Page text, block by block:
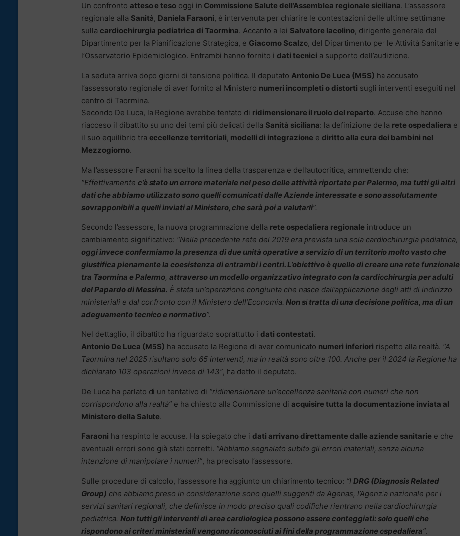
Un confronto atteso e teso oggi in Commissione Salute dell’Assemblea regionale siciliana. L’assessore
regionale alla Sanità, Daniela Faraoni, è intervenuta per chiarire le contestazioni delle ultime settimane
sulla cardiochirurgia pediatrica di Taormina. Accanto a lei Salvatore Iacolino, dirigente generale del
Dipartimento per la Pianificazione Strategica, e Giacomo Scalzo, del Dipartimento per le Attività Sanitarie e
l’Osservatorio Epidemiologico. Entrambi hanno fornito i dati tecnici a supporto dell’audizione.
La seduta arriva dopo giorni di tensione politica. Il deputato Antonio De Luca (M5S) ha accusato
l’assessorato regionale di aver fornito al Ministero numeri incompleti o distorti sugli interventi eseguiti nel
centro di Taormina.
Secondo De Luca, la Regione avrebbe tentato di ridimensionare il ruolo del reparto. Accuse che hanno
riacceso il dibattito su uno dei temi più delicati della Sanità siciliana: la definizione della rete ospedaliera e
il suo equilibrio tra eccellenze territoriali, modelli di integrazione e diritto alla cura dei bambini nel
Mezzogiorno.
Ma l’assessore Faraoni ha scelto la linea della trasparenza e dell’autocritica, ammettendo che:
“Effettivamente c’è stato un errore materiale nel peso delle attività riportate per Palermo, ma tutti gli altri
dati che abbiamo utilizzato sono quelli comunicati dalle Aziende interessate e sono assolutamente
sovrapponibili a quelli inviati al Ministero, che sarà poi a valutarli”.
Secondo l’assessore, la nuova programmazione della rete ospedaliera regionale introduce un
cambiamento significativo: “Nella precedente rete del 2019 era prevista una sola cardiochirurgia pediatrica,
oggi invece confermiamo la presenza di due unità operative a servizio di un territorio molto vasto che
giustifica pienamente la coesistenza di entrambi i centri. L’obiettivo è quello di creare una rete funzionale
tra Taormina e Palermo, attraverso un modello organizzativo integrato con la cardiochirurgia per adulti
del Papardo di Messina. È stata un’operazione congiunta che nasce dall’applicazione degli atti di indirizzo
ministeriali e dal confronto con il Ministero dell’Economia. Non si tratta di una decisione politica, ma di un
adeguamento tecnico e normativo”.
Nel dettaglio, il dibattito ha riguardato soprattutto i dati contestati.
Antonio De Luca (M5S) ha accusato la Regione di aver comunicato numeri inferiori rispetto alla realtà. “A
Taormina nel 2025 risultano solo 65 interventi, ma in realtà sono oltre 100. Anche per il 2024 la Regione ha
dichiarato 103 operazioni invece di 143”, ha detto il deputato.
De Luca ha parlato di un tentativo di “ridimensionare un’eccellenza sanitaria con numeri che non
corrispondono alla realtà” e ha chiesto alla Commissione di acquisire tutta la documentazione inviata al
Ministero della Salute.
Faraoni ha respinto le accuse. Ha spiegato che i dati arrivano direttamente dalle aziende sanitarie e che
eventuali errori sono già stati corretti. “Abbiamo segnalato subito gli errori materiali, senza alcuna
intenzione di manipolare i numeri”, ha precisato l’assessore.
Sulle procedure di calcolo, l’assessore ha aggiunto un chiarimento tecnico: “I DRG (Diagnosis Related
Group) che abbiamo preso in considerazione sono quelli suggeriti da Agenas, l’Agenzia nazionale per i
servizi sanitari regionali, che definisce in modo preciso quali codifiche rientrano nella cardiochirurgia
pediatrica. Non tutti gli interventi di area cardiologica possono essere conteggiati: solo quelli che
rispondono ai criteri ministeriali vengono riconosciuti ai fini della programmazione ospedaliera”.